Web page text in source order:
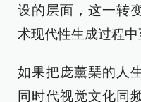
设的层面，这一转
术现代性生成过程中
如果把庞薰琹的人
同时代视觉文化同